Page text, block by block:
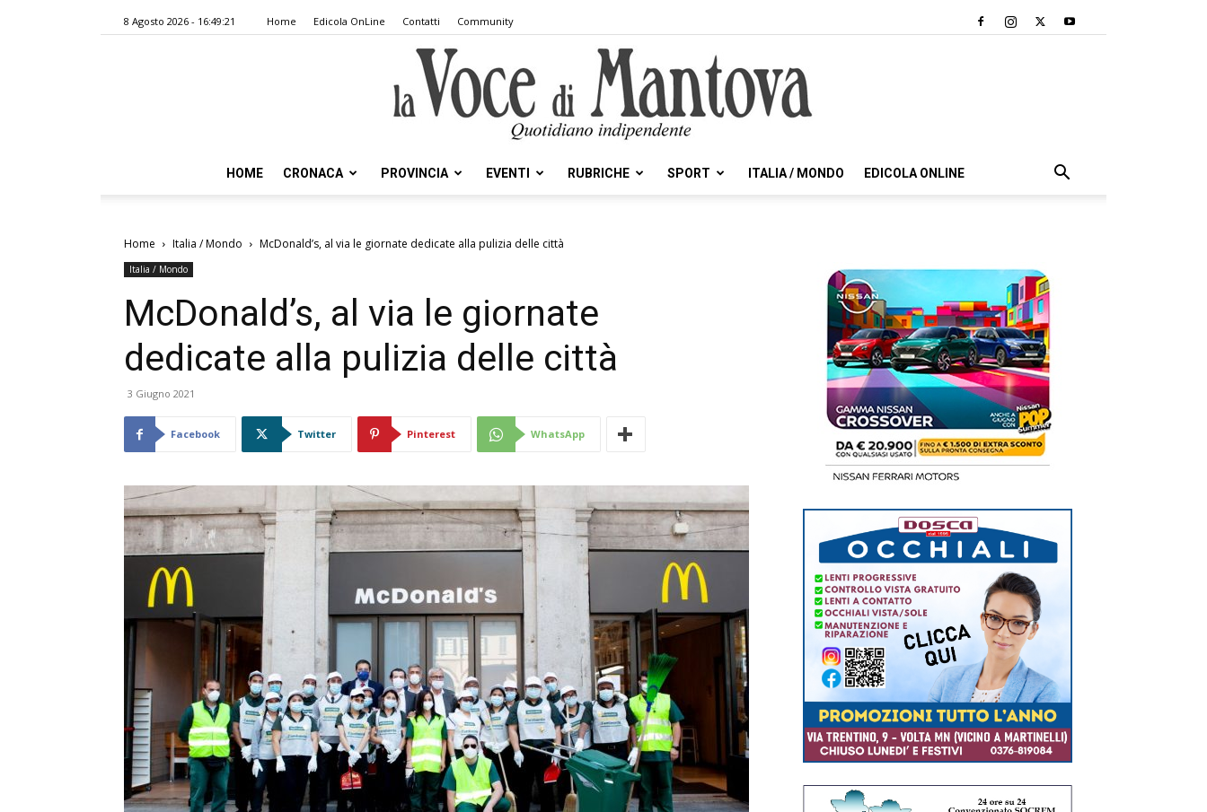
8 Agosto 2026 - 16:49:21 Home Edicola OnLine Contatti Community
Mantova
HOME CRONACA PROVINCIA EVENTI RUBRICHE SPORT ITALIA / MONDO EDICOLA ONLINE
Home Italia / Mondo McDonald’s, al via le giornate dedicate alla pulizia delle città
Italia / Mondo
McDonald’s, al via le giornate
dedicate alla pulizia delle città
3 Giugno 2021
Facebook Twitter Pinterest WhatsApp